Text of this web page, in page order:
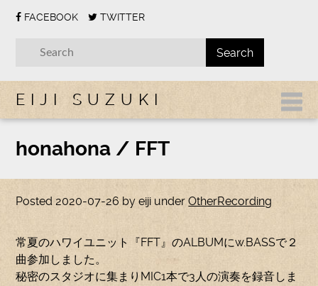
FACEBOOK TWITTER
EIJI SUZUKI
honahona / FFT
Posted2020-07-26 byeiji underOtherRecording
常夏のハワイユニット『FFT』のALBUMにw.BASSで２
曲参加しました。
秘密のスタジオに集まりMIC1本で3人の演奏を録音しま